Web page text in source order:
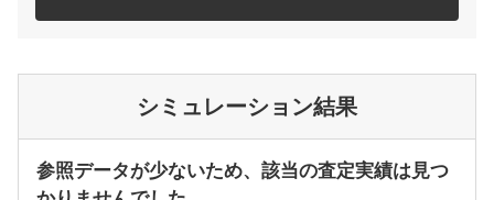
シミュレーション結果
参照データが少ないため、該当の査定実績は見つ